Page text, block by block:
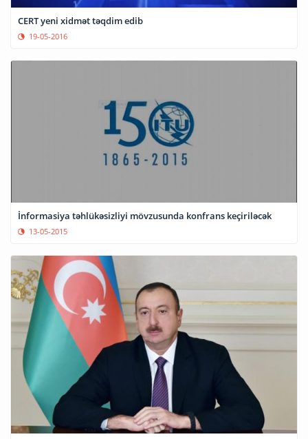
CERT yeni xidmət təqdim edib
19-05-2016
İnformasiya təhlükəsizliyi mövzusunda konfrans keçiriləcək
13-05-2015